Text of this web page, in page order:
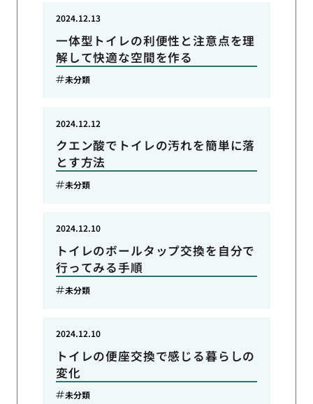
一体型トイレの利便性と注意点を理
解して快適な空間を作る
2024.12.13
未分類
クエン酸でトイレの汚れを簡単に落
とす方法
2024.12.12
未分類
トイレのボールタップ交換を自分で
行ってみる手順
2024.12.10
未分類
トイレの便座交換で感じる暮らしの
変化
2024.12.10
未分類